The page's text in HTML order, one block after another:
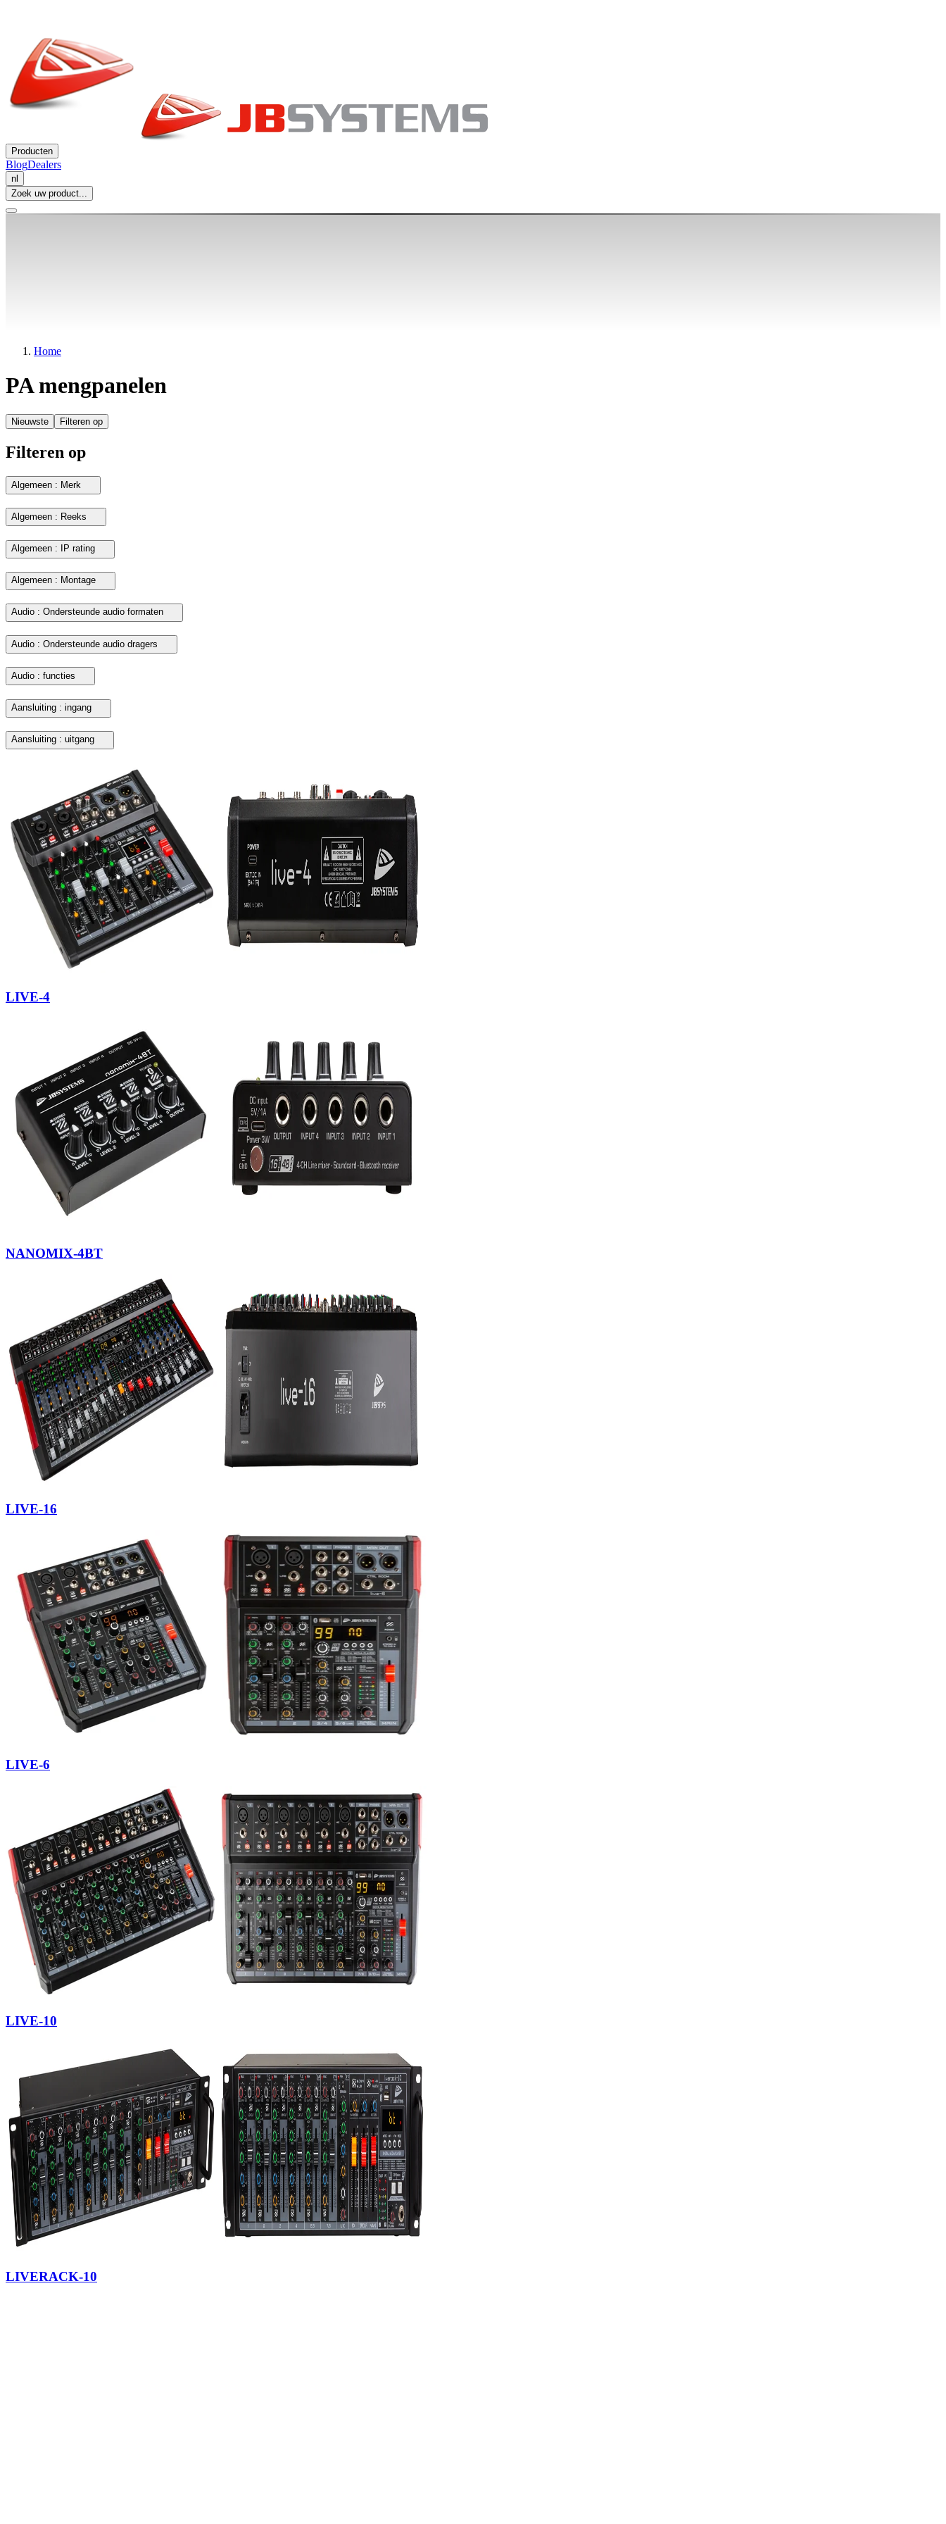
Producten
BlogDealers
nl
Zoek uw product...
Home
PA mengpanelen
Nieuwste Filteren op
Filteren op
Algemeen : Merk
Algemeen : Reeks
Algemeen : IP rating
Algemeen : Montage
Audio : Ondersteunde audio formaten
Audio : Ondersteunde audio dragers
Audio : functies
Aansluiting : ingang
Aansluiting : uitgang
LIVE-4
NANOMIX-4BT
LIVE-16
LIVE-6
LIVE-10
LIVERACK-10